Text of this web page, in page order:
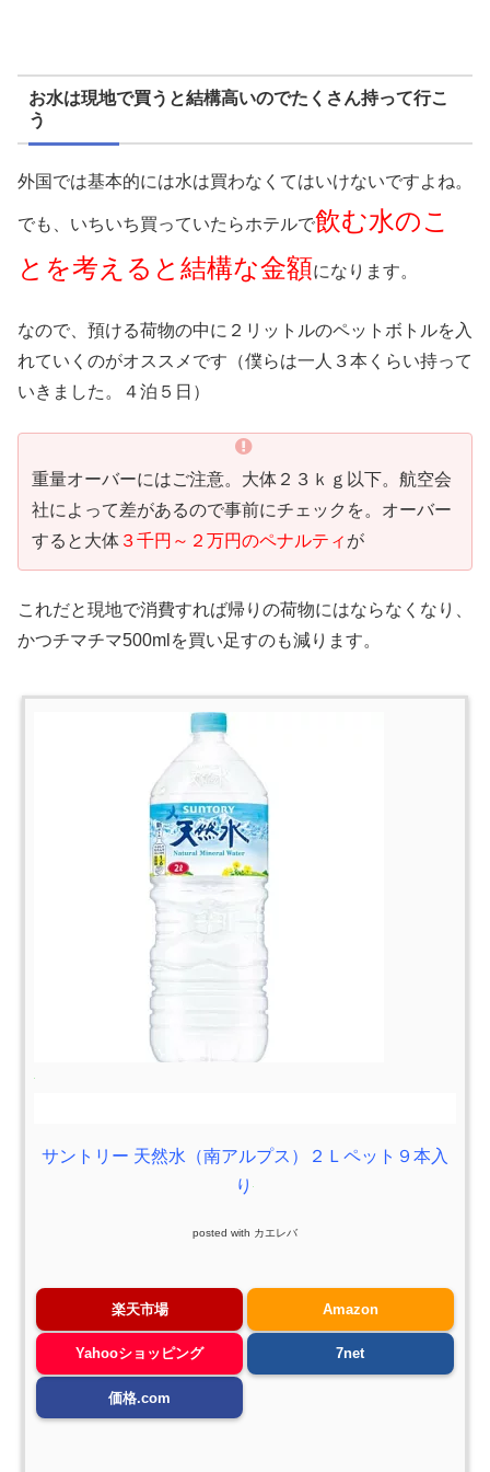
お水は現地で買うと結構高いのでたくさん持って行こ
う
外国では基本的には水は買わなくてはいけないですよね。
でも、いちいち買っていたらホテルで飲む水のこ
とを考えると結構な金額になります。
なので、預ける荷物の中に２リットルのペットボトルを入
れていくのがオススメです（僕らは一人３本くらい持って
いきました。４泊５日）
重量オーバーにはご注意。大体２３ｋｇ以下。航空会
社によって差があるので事前にチェックを。オーバー
すると大体 ３千円～２万円のペナルティ が
これだと現地で消費すれば帰りの荷物にはならなくなり、
かつチマチマ500mlを買い足すのも減ります。
サントリー 天然水（南アルプス）２Ｌペット９本入
り
posted with カエレバ
楽天市場 Amazon
Yahooショッピング 7net
価格.com